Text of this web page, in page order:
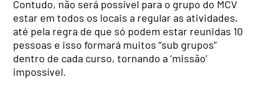
Contudo, não será possível para o grupo do MCV
estar em todos os locais a regular as atividades,
até pela regra de que só podem estar reunidas 10
pessoas e isso formará muitos “sub grupos”
dentro de cada curso, tornando a ‘missão’
impossível.